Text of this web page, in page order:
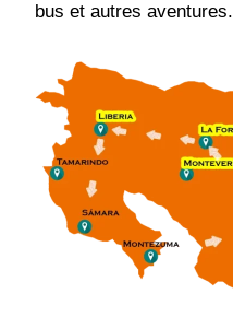
bus et autres aventures.